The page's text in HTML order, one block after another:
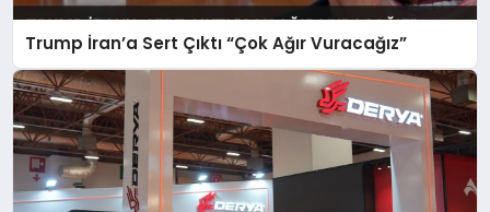
Trump İran’a Sert Çıktı “Çok Ağır Vuracağız”